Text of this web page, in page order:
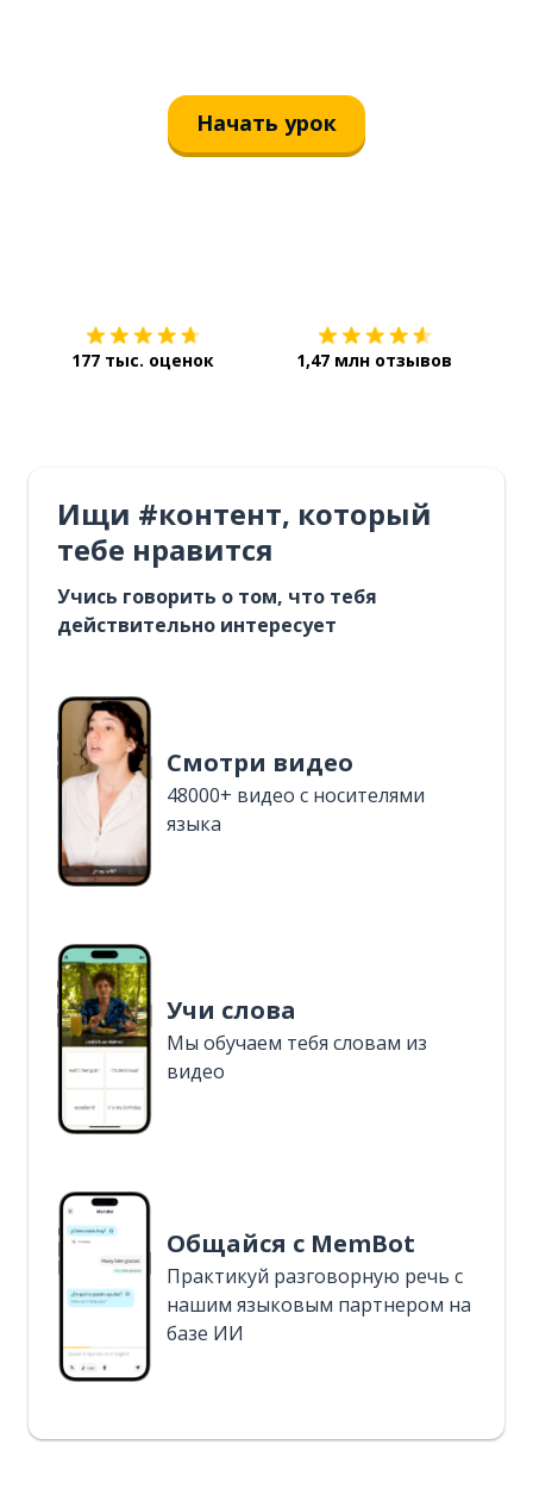
Начать урок
177 тыс. оценок 1,47 млн отзывов
Ищи #контент, который
тебе нравится
Учись говорить о том, что тебя
действительно интересует
Смотри видео
48000+ видео с носителями
языка
Учи слова
Мы обучаем тебя словам из
видео
Общайся с MemBot
Практикуй разговорную речь с
нашим языковым партнером на
базе ИИ